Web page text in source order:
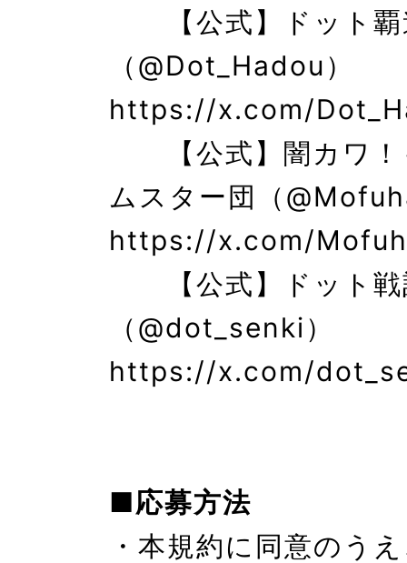
【公式】ドット覇
（@Dot_Hadou）
https://x.com/
【公式】闇カワ！
ムスター団（
https://x.com/
【公式】ドット戦
（@dot_senki）
https://x.com/
■応募方法
・本規約に同意のう